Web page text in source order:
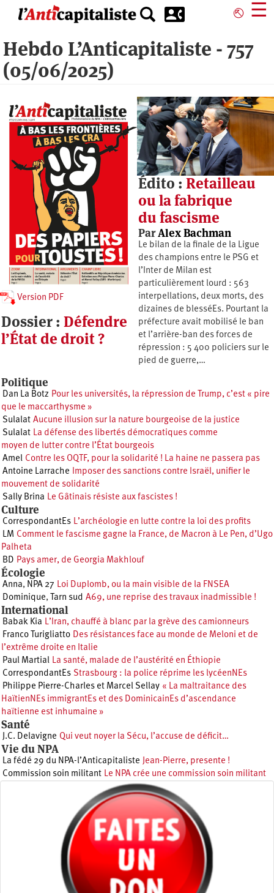
principal
⎋ ☰
Hebdo L’Anticapitaliste - 757
(05/06/2025)
Édito : Retailleau
ou la fabrique
du fascisme
ParAlex Bachman
Le bilan de la finale de la Ligue
des champions entre le PSG et
l’Inter de Milan est
particulièrement lourd : 563
interpellations, deux morts, des
dizaines de blesséEs. Pourtant la
préfecture avait mobilisé le ban
et l’arrière-ban des forces de
répression : 5 400 policiers sur le
pied de guerre,…
Version PDF
Dossier : Défendre
l’État de droit ?
Politique
Dan La Botz Pour les universités, la répression de Trump, c’est « pire
que le maccarthysme »
Sulalat Aucune illusion sur la nature bourgeoise de la justice
Sulalat La défense des libertés démocratiques comme
moyen de lutter contre l’État bourgeois
Amel Contre les OQTF, pour la solidarité ! La haine ne passera pas
Antoine Larrache Imposer des sanctions contre Israël, unifier le
mouvement de solidarité
Sally Brina Le Gâtinais résiste aux fascistes !
Culture
CorrespondantEs L’archéologie en lutte contre la loi des profits
LM Comment le fascisme gagne la France, de Macron à Le Pen, d’Ugo
Palheta
BD Pays amer, de Georgia Makhlouf
Écologie
Anna, NPA 27 Loi Duplomb, ou la main visible de la FNSEA
Dominique, Tarn sud A69, une reprise des travaux inadmissible !
International
Babak Kia L’Iran, chauffé à blanc par la grève des camionneurs
Franco Turigliatto Des résistances face au monde de Meloni et de
l’extrême droite en Italie
Paul Martial La santé, malade de l’austérité en Éthiopie
CorrespondantEs Strasbourg : la police réprime les lycéenNEs
Philippe Pierre-Charles et Marcel Sellay « La maltraitance des
HaïtienNEs immigrantEs et des DominicainEs d’ascendance
haïtienne est inhumaine »
Santé
J.C. Delavigne Qui veut noyer la Sécu, l’accuse de déficit…
Vie du NPA
La fédé 29 du NPA-l’Anticapitaliste Jean-Pierre, presente !
Commission soin militant Le NPA crée une commission soin militant